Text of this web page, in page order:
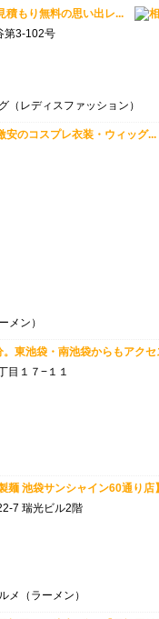
積もり無料の思い出レ...
第3-102号
（レディスファッション）
安のコスプレ衣装・ウィッ
メン）
東池袋・南池袋からもアクセ
目１７−１１
麺 池袋サンシャイン60通り店
7 瑞光ビル2階
メ（ラーメン）